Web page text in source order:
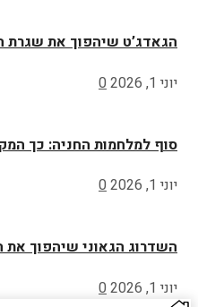
הגאדג’ט שיהפוך את שגרת
יוני 1, 2026
0
סוף למלחמות החניה: כך
יוני 1, 2026
0
השדרוג הגאוני שיהפוך
יוני 1, 2026
0